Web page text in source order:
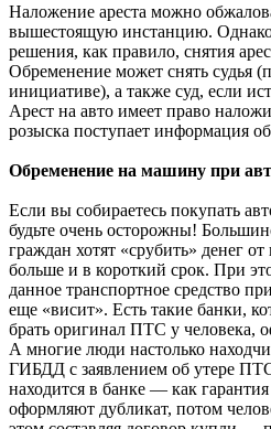
Наложение ареста можно
вышестоящую инстанцию. Однако
решения, как правило, снятия
Обременение может снять судья
инициативе), а также суд, если
Арест на авто имеет право
розыска поступает информация
Обременение на машину при
Если вы собираетесь покупать
будьте очень осторожны!
граждан хотят «срубить» денег
больше и в короткий срок. При
данное транспортное средство
еще «висит». Есть такие банки,
брать оригинал ПТС у человека,
А многие люди настолько
ГИБДД с заявлением об утере
находится в банке — как
оформляют дубликат, потом